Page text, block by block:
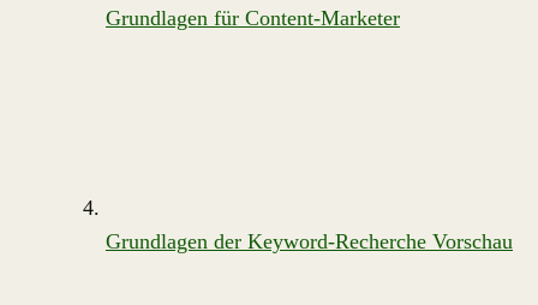
Grundlagen für Content-Marketer
Grundlagen der Keyword-Recherche Vorschau